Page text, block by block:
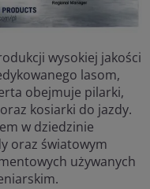
wysokiej jakości
lasom,
obejmuje pilarki,
kosiarki do jazdy.
w dziedzinie
oraz światowym
używanych